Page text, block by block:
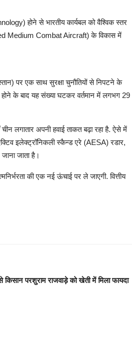
होने से भारतीय कार्यबल को वैश्विक स्तर
Medium Combat Aircraft) के विकास में
पर एक साथ सुरक्षा चुनौतियों से निपटने के
होने के बाद यह संख्या घटकर वर्तमान में लगभग 29
लगातार अपनी हवाई ताकत बढ़ा रहा है. ऐसे में
इलेक्ट्रॉनिकली स्कैन्ड एरे (AESA) रडार,
जाता है।
की एक नई ऊंचाई पर ले जाएगी. वित्तीय
किसान परशुराम राजवाड़े को खेती में मिला फायदा